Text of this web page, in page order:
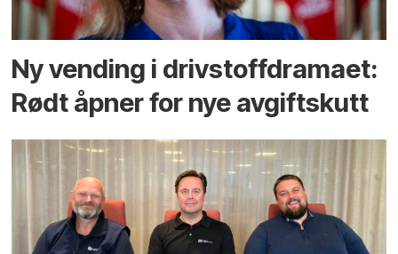
Ny vending i drivstoffdramaet:
Rødt åpner for nye avgiftskutt